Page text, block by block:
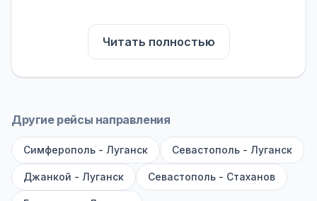
На нашем сайте вы можете найти
расписание автобусов Береговое - Красный
Луч, сравнить рейсы и выбрать
обратите внимание на микроавтобусы (8–18
большие автобусы (от 40 мест): у них лучше
подвеска и дорога ощущается меньше.
Читать полностью
Другие рейсы направления
Симферополь - Луганск Севастополь - Луганск
Джанкой - Луганск Севастополь - Стаханов